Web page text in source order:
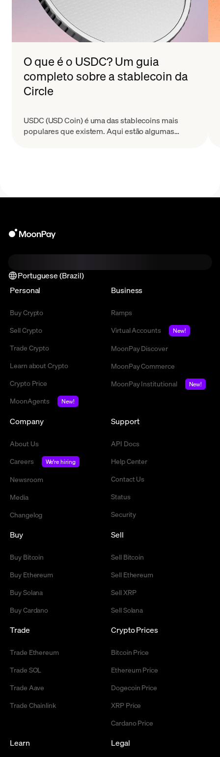
O que é o USDC? Um guia
completo sobre a stablecoin da
Circle
USDC (USD Coin) é uma das stablecoins mais
populares que existem. Aqui estão algumas
Portuguese (Brazil)
Personal
Buy Crypto
Sell Crypto
Trade Crypto
Learn about Crypto
Crypto Price
MoonAgents
New!
Business
Ramps
Virtual Accounts
New!
MoonPay Discover
MoonPay Commerce
MoonPay Institutional
New!
Company
About Us
Careers
We're hiring
Newsroom
Media
Changelog
Support
API Docs
Help Center
Contact Us
Status
Security
Buy
Buy Bitcoin
Buy Ethereum
Buy Solana
Buy Cardano
Sell
Sell Bitcoin
Sell Ethereum
Sell XRP
Sell Solana
Trade
Trade Ethereum
Trade SOL
Trade Aave
Trade Chainlink
Crypto Prices
Bitcoin Price
Ethereum Price
Dogecoin Price
XRP Price
Cardano Price
Learn Legal